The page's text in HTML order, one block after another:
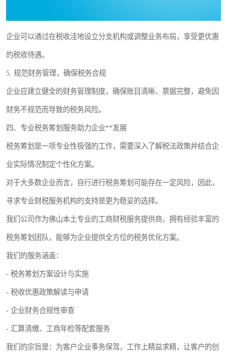
企业可以通过在税收洼地设立分支机构或调整业务布局，享受更优惠
的税收待遇。
5. 规范财务管理，确保税务合规
企业应建立健全的财务管理制度，确保账目清晰、票据完整，避免因
财务不规范而导致的税务风险。
四、专业税务筹划服务助力企业**发展
税务筹划是一项专业性极强的工作，需要深入了解税法政策并结合企
业实际情况制定个性化方案。
对于大多数企业而言，自行进行税务筹划可能存在一定风险，因此，
寻求专业财税服务机构的支持是更为稳妥的选择。
我们公司作为佛山本土专业的工商财税服务提供商，拥有经验丰富的
税务筹划团队，能够为企业提供全方位的税务优化方案。
我们的服务涵盖：
- 税务筹划方案设计与实施
- 税收优惠政策解读与申请
- 企业财务合规性审查
- 汇算清缴、工商年检等配套服务
我们的宗旨是：为客户企业事务保驾，工作上精益求精，让客户的创